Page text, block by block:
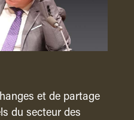
et de partage
du secteur des